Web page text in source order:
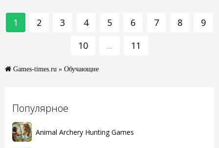
Популярное
Animal Archery Hunting Games
1 2 3 4 5 6 7 8
9
10
... 11
Games-times.ru » Обучающие